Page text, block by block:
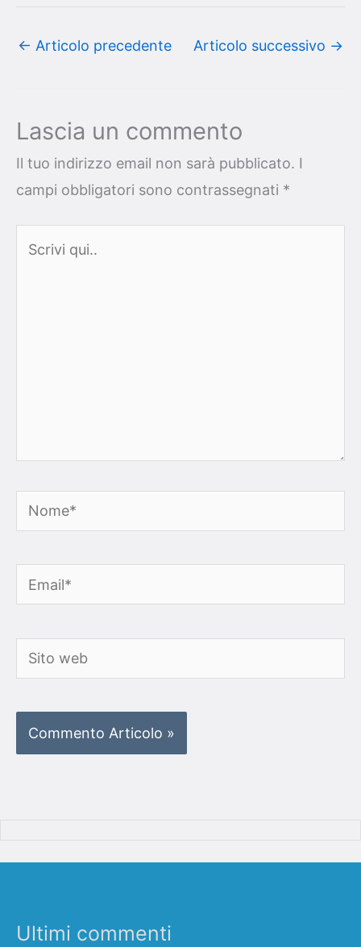
← Articolo precedente Articolo successivo →
Lascia un commento
Il tuo indirizzo email non sarà pubblicato. I
campi obbligatori sono contrassegnati *
Nome*
Email*
Sito
web
Ultimi commenti